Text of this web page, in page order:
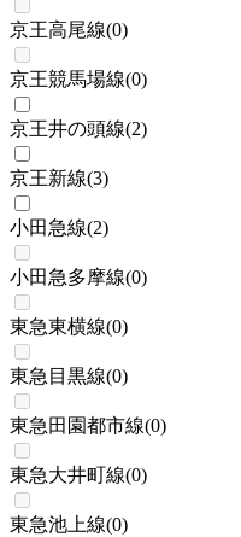
京王高尾線(0)
京王競馬場線(0)
京王井の頭線(2)
京王新線(3)
小田急線(2)
小田急多摩線(0)
東急東横線(0)
東急目黒線(0)
東急田園都市線(0)
東急大井町線(0)
東急池上線(0)